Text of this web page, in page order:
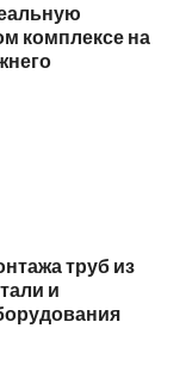
комплексе на
труб из
и